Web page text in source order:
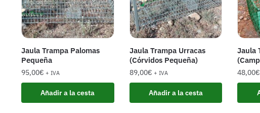
Jaula Trampa Palomas
Pequeña
95,00€ + IVA
Añadir a la cesta
Jaula Trampa Urracas
(Córvidos Pequeña)
89,00€ + IVA
Añadir a la cesta
Jaula
48,00€